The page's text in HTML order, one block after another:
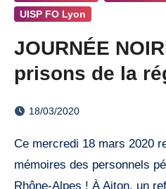
UISP FO Lyon
JOURNÉE
prisons de la
18/03/2020
Ce mercredi 18 mars 2020 restera gravé dans les
mémoires des personnels
Rhône-Alpes ! À Aiton, un